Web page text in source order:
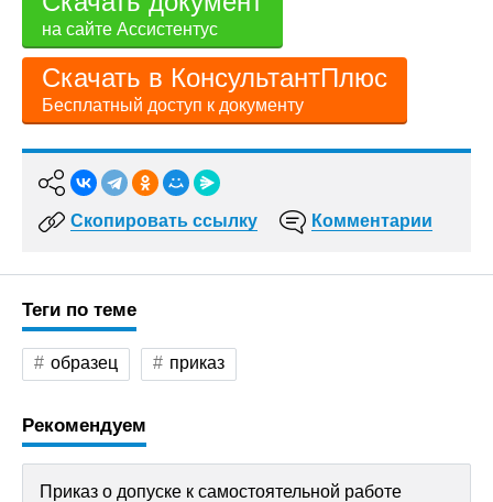
на сайте Ассистентус
Скачать в КонсультантПлюс
Бесплатный доступ к документу
Скопировать ссылку Комментарии
Теги по теме
образец приказ
Рекомендуем
Приказ о допуске к самостоятельной работе